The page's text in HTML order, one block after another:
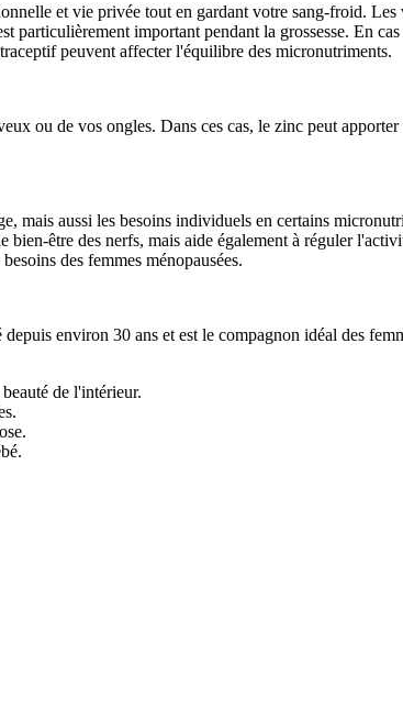
et vie privée tout en gardant votre sang-froid.
particulièrement important pendant la grossesse. En
peuvent affecter l'équilibre des micronutriments.
ou de vos ongles. Dans ces cas, le zinc peut
mais aussi les besoins individuels en certains
être des nerfs, mais aide également à réguler
des femmes ménopausées.
environ 30 ans et est le compagnon idéal des
de l'intérieur.